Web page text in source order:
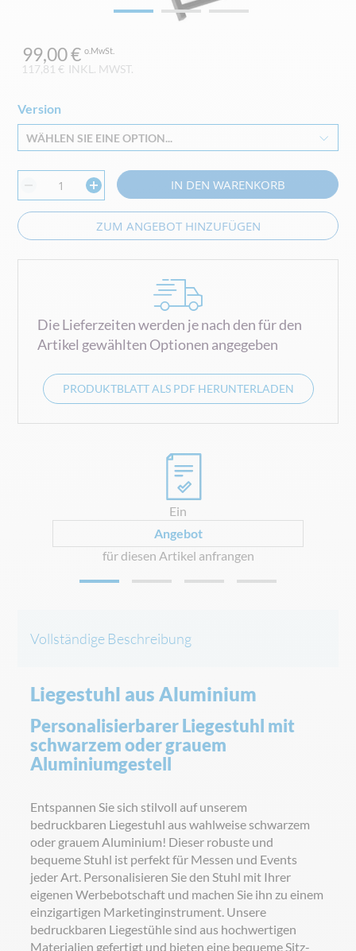
117,81 € INKL. MWST.
99,00 €
Version
WÄHLEN SIE EINE OPTION...
IN DEN WARENKORB
ZUM ANGEBOT HINZUFÜGEN
Die Lieferzeiten werden je nach den für den
Artikel gewählten Optionen angegeben
PRODUKTBLATT ALS PDF HERUNTERLADEN
Anfang
der
Ein
Angebot
für diesen Artikel anfrangen
Vollständige Beschreibung
Liegestuhl aus Aluminium
Personalisierbarer Liegestuhl mit
schwarzem oder grauem
Aluminiumgestell
Entspannen Sie sich stilvoll auf unserem
bedruckbaren Liegestuhl aus wahlweise schwarzem
oder grauem Aluminium! Dieser robuste und
bequeme Stuhl ist perfekt für Messen und Events
jeder Art. Personalisieren Sie den Stuhl mit Ihrer
eigenen Werbebotschaft und machen Sie ihn zu einem
einzigartigen Marketinginstrument. Unsere
bedruckbaren Liegestühle sind aus hochwertigen
Materialien gefertigt und bieten eine bequeme Sitz-